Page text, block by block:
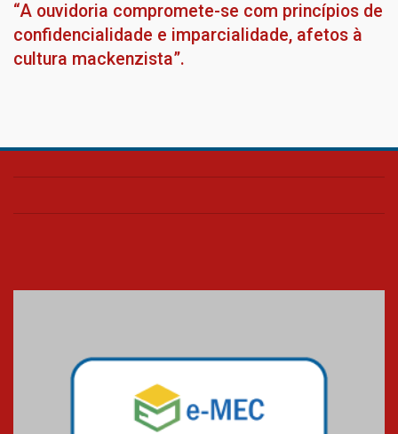
“A ouvidoria compromete-se com princípios de
confidencialidade e imparcialidade, afetos à
cultura mackenzista”.